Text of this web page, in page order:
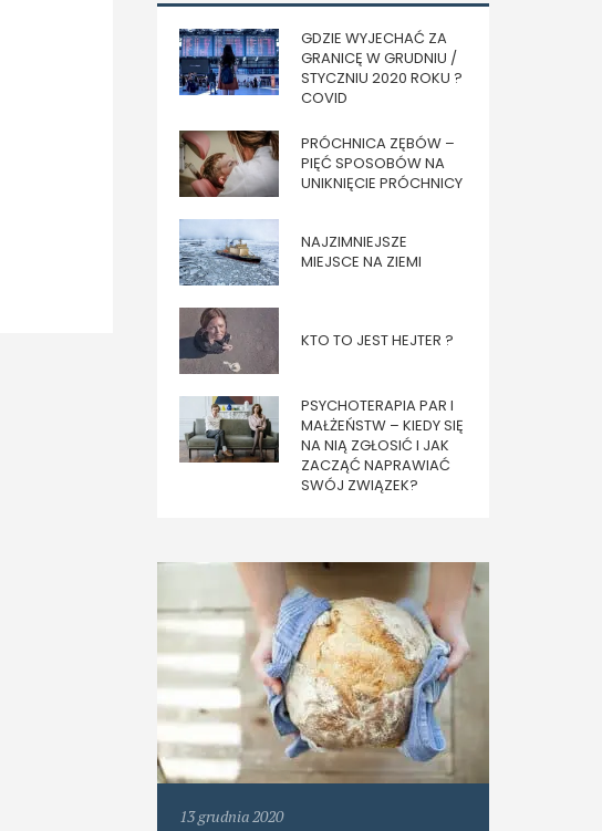
GDZIE WYJECHAĆ ZA
GRANICĘ W GRUDNIU /
STYCZNIU 2020 ROKU ?
COVID
PRÓCHNICA ZĘBÓW –
PIĘĆ SPOSOBÓW NA
UNIKNIĘCIE PRÓCHNICY
NAJZIMNIEJSZE
MIEJSCE NA ZIEMI
KTO TO JEST HEJTER ?
PSYCHOTERAPIA PAR I
MAŁŻEŃSTW – KIEDY SIĘ
NA NIĄ ZGŁOSIĆ I JAK
ZACZĄĆ NAPRAWIAĆ
SWÓJ ZWIĄZEK?
13 grudnia 2020